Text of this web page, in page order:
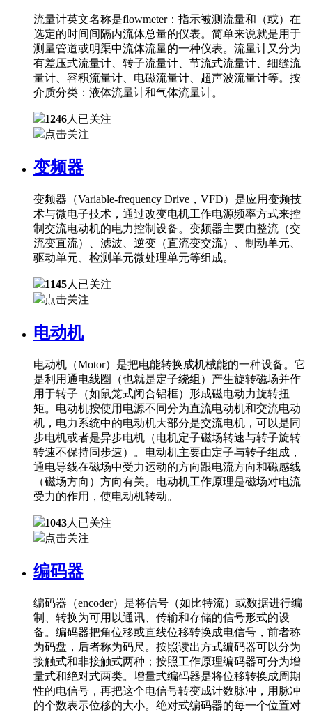
流量计英文名称是flowmeter：指示被测流量和（或）在
选定的时间间隔内流体总量的仪表。简单来说就是用于
测量管道或明渠中流体流量的一种仪表。流量计又分为
有差压式流量计、转子流量计、节流式流量计、细缝流
量计、容积流量计、电磁流量计、超声波流量计等。按
介质分类：液体流量计和气体流量计。
1246人已关注
点击关注
变频器
变频器（Variable-frequency Drive，VFD）是应用变频技
术与微电子技术，通过改变电机工作电源频率方式来控
制交流电动机的电力控制设备。变频器主要由整流（交
流变直流）、滤波、逆变（直流变交流）、制动单元、
驱动单元、检测单元微处理单元等组成。
1145人已关注
点击关注
电动机
电动机（Motor）是把电能转换成机械能的一种设备。它
是利用通电线圈（也就是定子绕组）产生旋转磁场并作
用于转子（如鼠笼式闭合铝框）形成磁电动力旋转扭
矩。电动机按使用电源不同分为直流电动机和交流电动
机，电力系统中的电动机大部分是交流电机，可以是同
步电机或者是异步电机（电机定子磁场转速与转子旋转
转速不保持同步速）。电动机主要由定子与转子组成，
通电导线在磁场中受力运动的方向跟电流方向和磁感线
（磁场方向）方向有关。电动机工作原理是磁场对电流
受力的作用，使电动机转动。
1043人已关注
点击关注
编码器
编码器（encoder）是将信号（如比特流）或数据进行编
制、转换为可用以通讯、传输和存储的信号形式的设
备。编码器把角位移或直线位移转换成电信号，前者称
为码盘，后者称为码尺。按照读出方式编码器可以分为
接触式和非接触式两种；按照工作原理编码器可分为增
量式和绝对式两类。增量式编码器是将位移转换成周期
性的电信号，再把这个电信号转变成计数脉冲，用脉冲
的个数表示位移的大小。绝对式编码器的每一个位置对